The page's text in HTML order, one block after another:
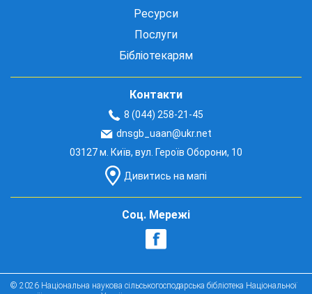
Ресурси
Послуги
Бібліотекарям
Контакти
8 (044) 258-21-45
dnsgb_uaan@ukr.net
03127 м. Київ, вул. Героїв Оборони, 10
Дивитись на мапі
Соц. Мережі
© 2026 Національна наукова сільськогосподарська бібліотека Національної